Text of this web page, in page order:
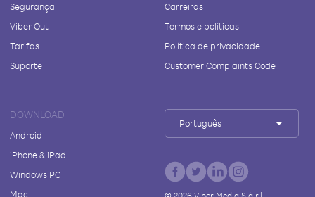
Segurança
Viber Out
Tarifas
Suporte
Carreiras
Termos e políticas
Política de privacidade
Customer Complaints Code
DOWNLOAD
Android
iPhone & iPad
Windows PC
Mac
Português